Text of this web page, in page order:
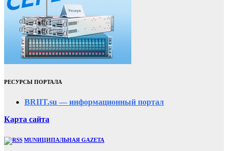
РЕСУРСЫ ПОРТАЛА
BRIIT.su — информационный портал
Карта сайта
MUNИЦИПАЛЬНАЯ GAZЕТА